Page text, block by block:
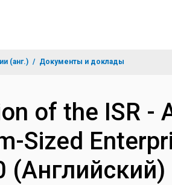
(анг.) Документы и доклады
of the ISR -
Sized
(Английский)